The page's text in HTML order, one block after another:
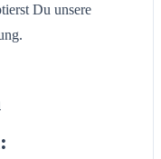
Du unsere